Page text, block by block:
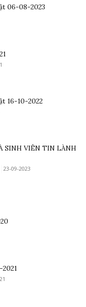
06-08-2023
16-10-2022
SINH VIÊN TIN LÀNH
23-09-2023